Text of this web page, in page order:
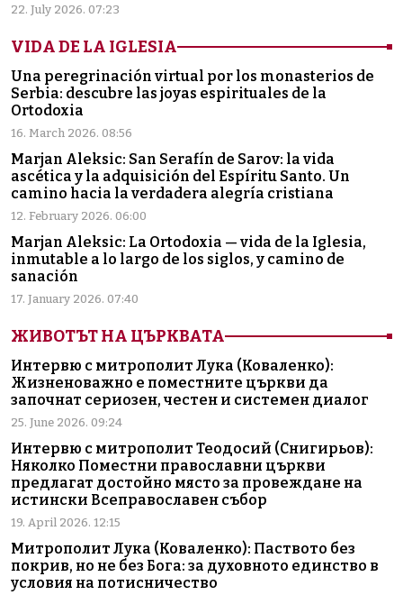
22. July 2026. 07:23
VIDA DE LA IGLESIA
Una peregrinación virtual por los monasterios de
Serbia: descubre las joyas espirituales de la
Ortodoxia
16. March 2026. 08:56
Marjan Aleksic: San Serafín de Sarov: la vida
ascética y la adquisición del Espíritu Santo. Un
camino hacia la verdadera alegría cristiana
12. February 2026. 06:00
Marjan Aleksic: La Ortodoxia — vida de la Iglesia,
inmutable a lo largo de los siglos, y camino de
sanación
17. January 2026. 07:40
ЖИВОТЪТ НА ЦЪРКВАТА
Интервю с митрополит Лука (Коваленко):
Жизненоважно е поместните църкви да
започнат сериозен, честен и системен диалог
25. June 2026. 09:24
Интервю с митрополит Теодосий (Снигирьов):
Няколко Поместни православни църкви
предлагат достойно място за провеждане на
истински Всеправославен събор
19. April 2026. 12:15
Митрополит Лука (Коваленко): Паството без
покрив, но не без Бога: за духовното единство в
условия на потисничество